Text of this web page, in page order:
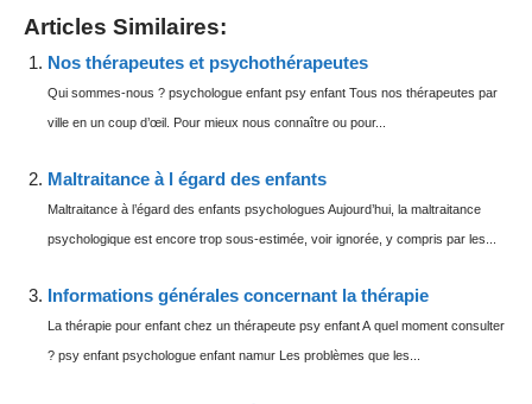
Articles Similaires:
Nos thérapeutes et psychothérapeutes
Qui sommes-nous ? psychologue enfant psy enfant Tous nos thérapeutes par
ville en un coup d’œil. Pour mieux nous connaître ou pour...
Maltraitance à l égard des enfants
Maltraitance à l’égard des enfants psychologues Aujourd’hui, la maltraitance
psychologique est encore trop sous-estimée, voir ignorée, y compris par les...
Informations générales concernant la thérapie
La thérapie pour enfant chez un thérapeute psy enfant A quel moment consulter
? psy enfant psychologue enfant namur Les problèmes que les...